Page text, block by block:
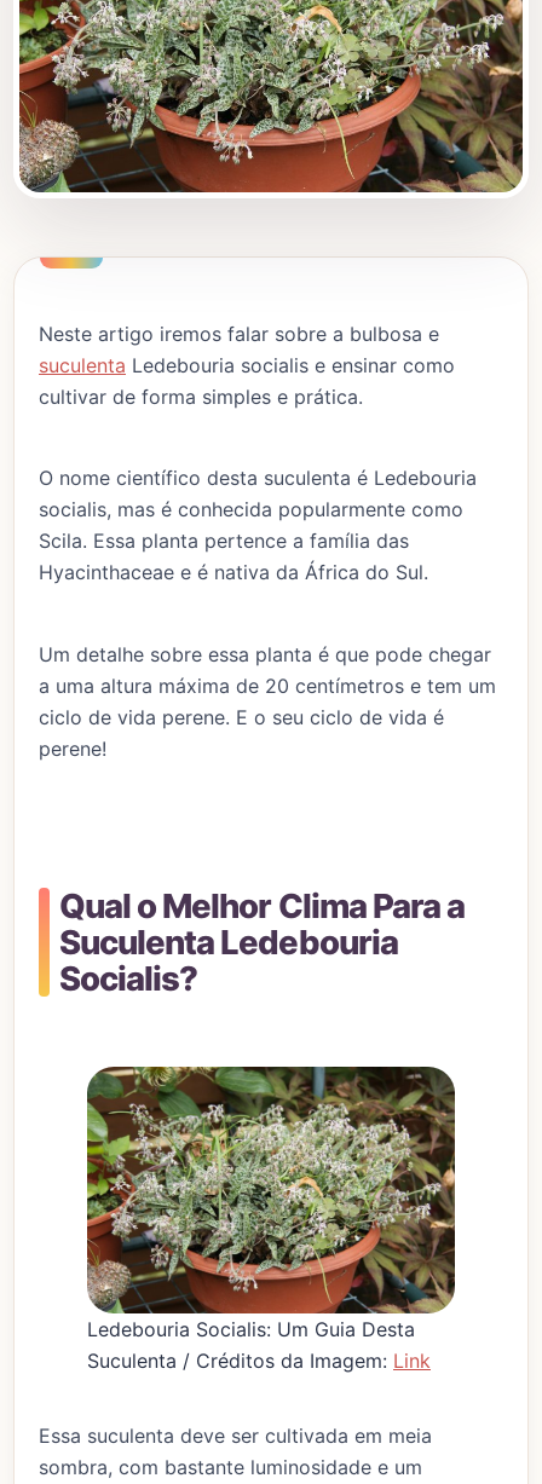
Neste artigo iremos falar sobre a bulbosa e
suculenta Ledebouria socialis e ensinar como
cultivar de forma simples e prática.
O nome científico desta suculenta é Ledebouria
socialis, mas é conhecida popularmente como
Scila. Essa planta pertence a família das
Hyacinthaceae e é nativa da África do Sul.
Um detalhe sobre essa planta é que pode chegar
a uma altura máxima de 20 centímetros e tem um
ciclo de vida perene. E o seu ciclo de vida é
perene!
Qual o Melhor Clima Para a
Suculenta Ledebouria
Socialis?
Ledebouria Socialis: Um Guia Desta
Suculenta / Créditos da Imagem: Link
Essa suculenta deve ser cultivada em meia
sombra, com bastante luminosidade e um